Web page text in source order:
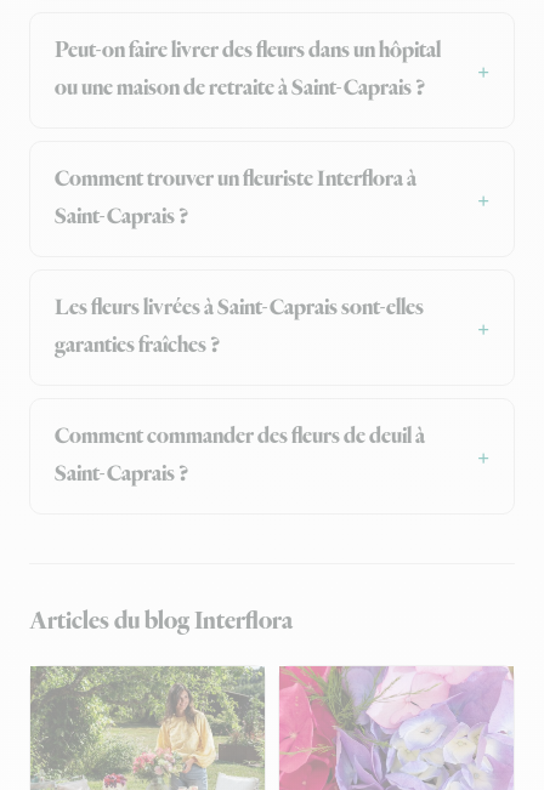
Peut-on faire livrer des fleurs dans un hôpital
ou une maison de retraite à Saint-Caprais ?
Comment trouver un fleuriste Interflora à
Saint-Caprais ?
Les fleurs livrées à Saint-Caprais sont-elles
garanties fraîches ?
Comment commander des fleurs de deuil à
Saint-Caprais ?
Articles du blog Interflora